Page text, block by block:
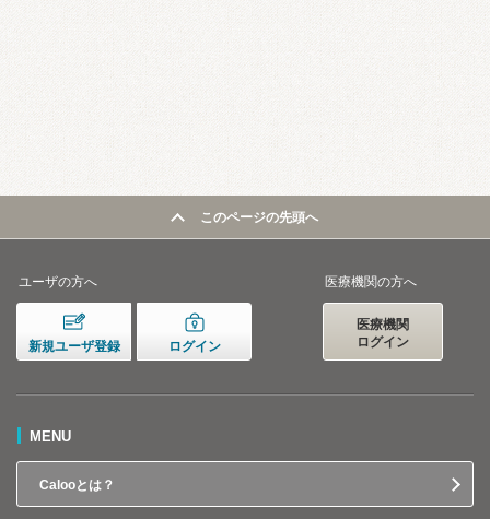
このページの先頭へ
ユーザの方へ
新規ユーザ登録 ログイン
医療機関の方へ
医療機関
ログイン
MENU
Calooとは？